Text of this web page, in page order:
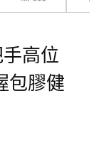
高位
包膠健